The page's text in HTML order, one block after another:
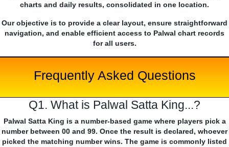
charts and daily results, consolidated in one location.
Our objective is to provide a clear layout, ensure straightforward
navigation, and enable efficient access to Palwal chart records
for all users.
Frequently Asked Questions
Q1. What is Palwal Satta King...?
Palwal Satta King is a number-based game where players pick a
number between 00 and 99. Once the result is declared, whoever
picked the matching number wins. The game is commonly listed